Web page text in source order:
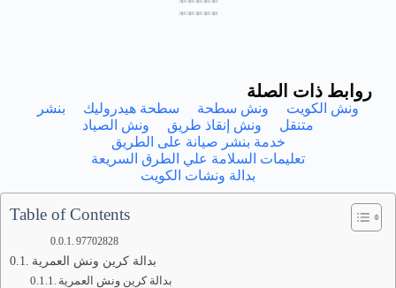
روابط ذات الصلة
ونش الكويت ونش سطحة سطحة هيدروليك
بنشر
متنقل
ونش إنقاذ طريق
ونش الصياد
خدمة بنشر صيانة على الطريق
تعليمات السلامة علي الطرق السريعة
بدالة ونشات الكويت
Table of Contents
97702828
بدالة كرين ونش العمرية
بدالة كرين ونش العمرية